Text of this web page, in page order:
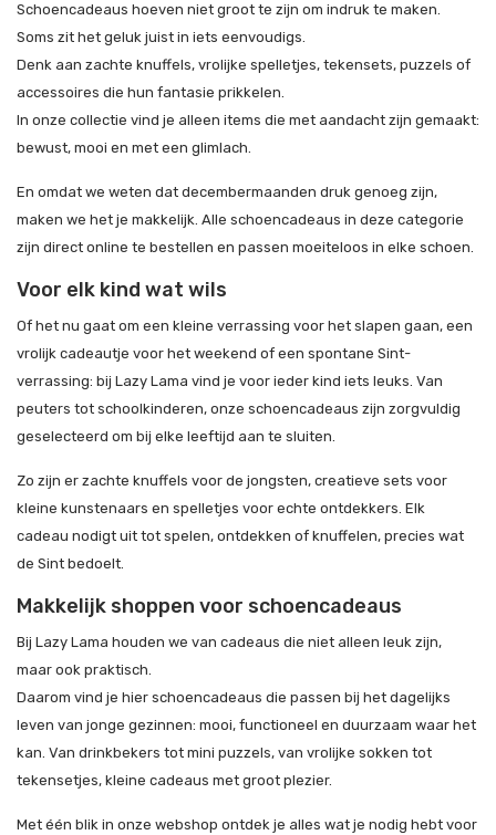
Schoencadeaus hoeven niet groot te zijn om indruk te maken.
Soms zit het geluk juist in iets eenvoudigs.
Denk aan zachte knuffels, vrolijke spelletjes, tekensets, puzzels of
accessoires die hun fantasie prikkelen.
In onze collectie vind je alleen items die met aandacht zijn gemaakt:
bewust, mooi en met een glimlach.
En omdat we weten dat decembermaanden druk genoeg zijn,
maken we het je makkelijk. Alle schoencadeaus in deze categorie
zijn direct online te bestellen en passen moeiteloos in elke schoen.
Voor elk kind wat wils
Of het nu gaat om een kleine verrassing voor het slapen gaan, een
vrolijk cadeautje voor het weekend of een spontane Sint-
verrassing: bij Lazy Lama vind je voor ieder kind iets leuks. Van
peuters tot schoolkinderen, onze schoencadeaus zijn zorgvuldig
geselecteerd om bij elke leeftijd aan te sluiten.
Zo zijn er zachte knuffels voor de jongsten, creatieve sets voor
kleine kunstenaars en spelletjes voor echte ontdekkers. Elk
cadeau nodigt uit tot spelen, ontdekken of knuffelen, precies wat
de Sint bedoelt.
Makkelijk shoppen voor schoencadeaus
Bij Lazy Lama houden we van cadeaus die niet alleen leuk zijn,
maar ook praktisch.
Daarom vind je hier schoencadeaus die passen bij het dagelijks
leven van jonge gezinnen: mooi, functioneel en duurzaam waar het
kan. Van drinkbekers tot mini puzzels, van vrolijke sokken tot
tekensetjes, kleine cadeaus met groot plezier.
Met één blik in onze webshop ontdek je alles wat je nodig hebt voor